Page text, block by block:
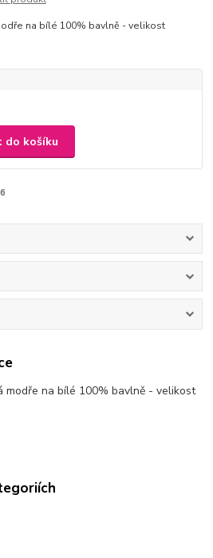
na bílé 100% bavlně - velikost
do košíku
modře na bílé 100% bavlně - velikost